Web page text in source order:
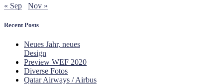
« Sep
Nov »
Recent Posts
Neues Jahr, neues
Design
Preview WEF 2020
Diverse Fotos
Qatar Airways / Airbus